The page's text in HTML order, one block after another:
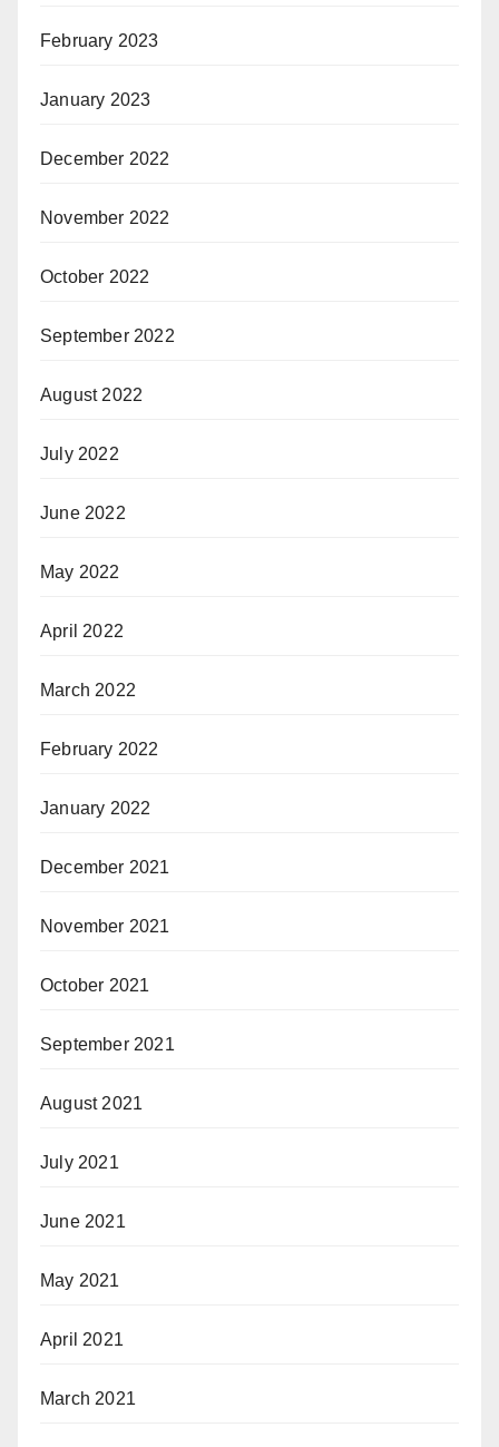
February 2023
January 2023
December 2022
November 2022
October 2022
September 2022
August 2022
July 2022
June 2022
May 2022
April 2022
March 2022
February 2022
January 2022
December 2021
November 2021
October 2021
September 2021
August 2021
July 2021
June 2021
May 2021
April 2021
March 2021